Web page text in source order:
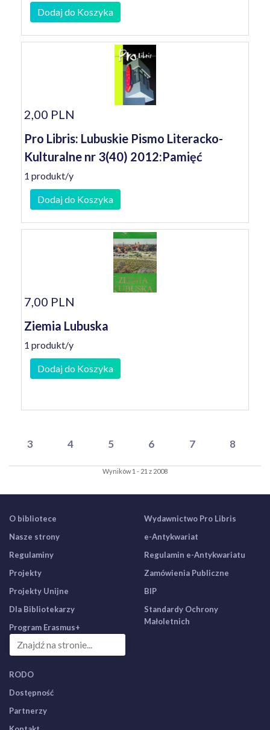
Dodaj do Koszyka
2,00 PLN
Pro Libris: Lubuskie Pismo Literacko-
Kulturalne nr 3(40) 2012:Pamięć
1 produkt/y
Dodaj do Koszyka
7,00 PLN
Ziemia Lubuska
1 produkt/y
Dodaj do Koszyka
3 4 5 6 7 8
Wyników 1 - 21 z 2008
O bibliotece
Nasze strony
Regulaminy
Projekty
Projekty Unijne
Dla Bibliotekarzy
Program Erasmus+
Wydawnictwo Pro Libris
e-Antykwariat
Regulamin e-Antykwariatu
Zamówienia Publiczne
BIP
Standardy Ochrony
Małoletnich
RODO
Dostępność
Partnerzy